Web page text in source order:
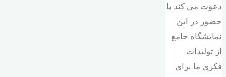
دعوت می کند با
حضور در این
نمایشگاه جامع
از تولیدات
فکری ما برای